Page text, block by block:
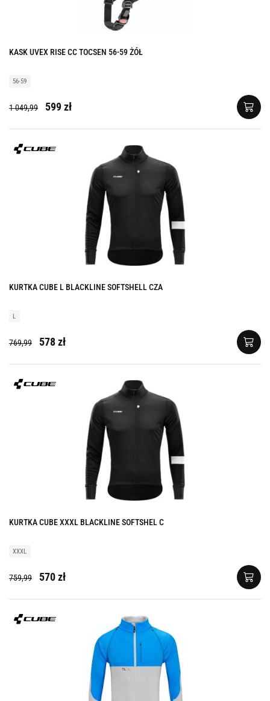
KASK UVEX RISE CC TOCSEN 56-59 ŻÓŁ
56-59
1 049,99 599 zł
KURTKA CUBE L BLACKLINE SOFTSHELL CZA
L
769,99 578 zł
KURTKA CUBE XXXL BLACKLINE SOFTSHEL C
XXXL
759,99 570 zł